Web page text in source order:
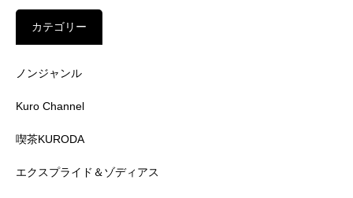
カテゴリー
ノンジャンル
Kuro Channel
喫茶KURODA
エクスプライド＆ゾディアス